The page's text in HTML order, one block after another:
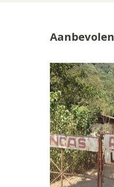
Aanbevolen